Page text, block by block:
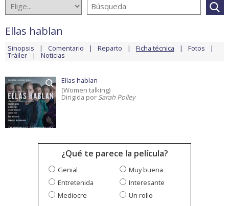
Ellas hablan
Sinopsis Comentario Reparto Ficha técnica Fotos
Tráiler Noticias
Ellas hablan
(Women talking)
Dirigida por Sarah Polley
¿Qué te parece la película?
Genial
Muy buena
Entretenida
Interesante
Mediocre
Un rollo